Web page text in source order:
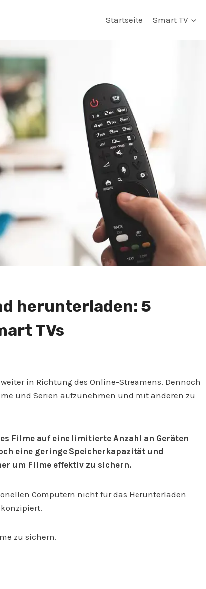
Startseite Smart TV
herunterladen: 5
TVs
in Richtung des Online-Streamens. Dennoch
und Serien aufzunehmen und mit anderen zu
Filme auf eine limitierte Anzahl an Geräten
eine geringe Speicherkapazität und
um Filme effektiv zu sichern.
Computern nicht für das Herunterladen
zu sichern.